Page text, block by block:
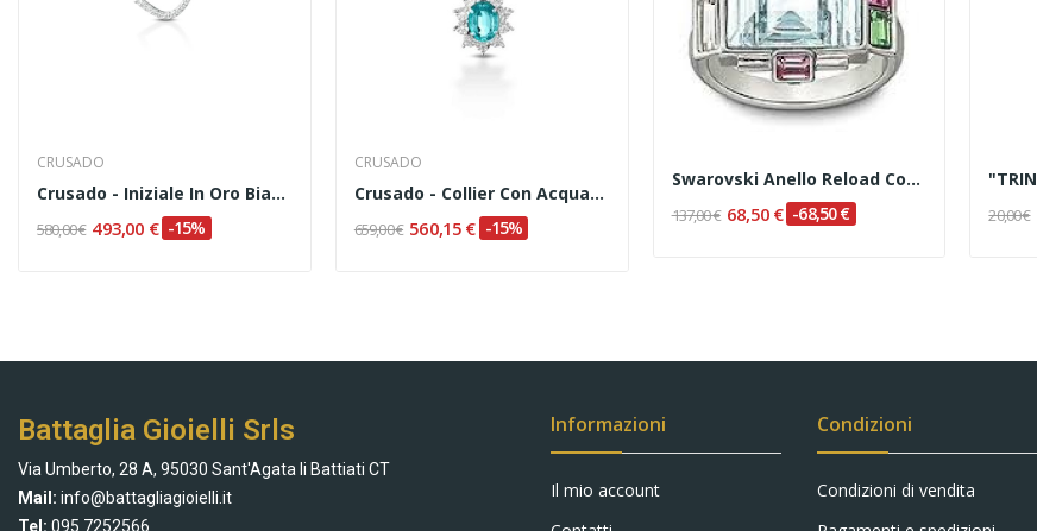
CRUSADO
Crusado - Iniziale In Oro Bianco E Diamanti
580,00 € 493,00 € -15%
CRUSADO
Crusado - Collier Con Acquamarina E Diamanti
659,00 € 560,15 € -15%
Swarovski Anello Reload Cod. 1119335 Misura 55
137,00 € 68,50 € -68,50 € 20,00 €
Battaglia Gioielli Srls
Via Umberto, 28 A, 95030 Sant'Agata li Battiati CT
Mail: info@battagliagioielli.it
Tel: 095 7252566
Informazioni
Il mio account
Condizioni
Condizioni di vendita